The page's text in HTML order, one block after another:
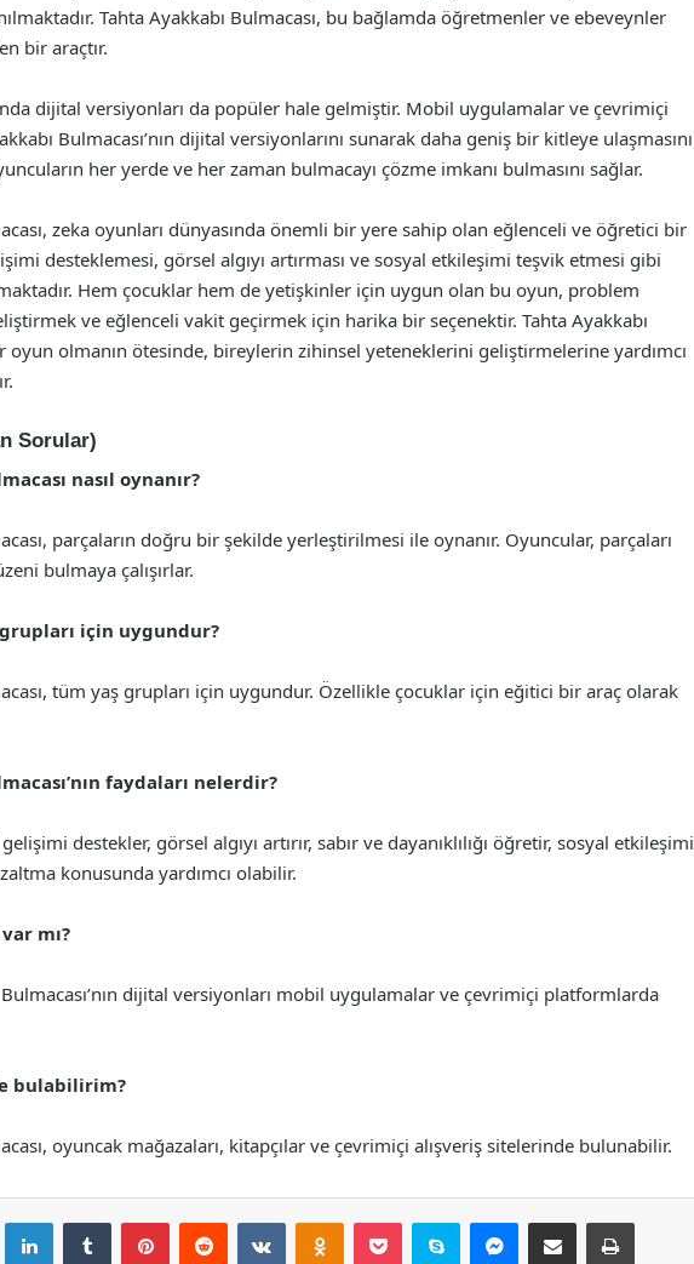
Tahta Ayakkabı Bulmacası, bu bağlamda öğretmenler ve ebeveynler
bir araçtır.
dijital versiyonları da popüler hale gelmiştir. Mobil uygulamalar ve çevrimiçi
Bulmacası’nın dijital versiyonlarını sunarak daha geniş bir kitleye ulaşmasını
her yerde ve her zaman bulmacayı çözme imkanı bulmasını sağlar.
zeka oyunları dünyasında önemli bir yere sahip olan eğlenceli ve öğretici bir
desteklemesi, görsel algıyı artırması ve sosyal etkileşimi teşvik etmesi gibi
Hem çocuklar hem de yetişkinler için uygun olan bu oyun, problem
ve eğlenceli vakit geçirmek için harika bir seçenektir. Tahta Ayakkabı
oyun olmanın ötesinde, bireylerin zihinsel yeteneklerini geliştirmelerine yardımcı
Sorular)
nasıl oynanır?
parçaların doğru bir şekilde yerleştirilmesi ile oynanır. Oyuncular, parçaları
bulmaya çalışırlar.
için uygundur?
tüm yaş grupları için uygundur. Özellikle çocuklar için eğitici bir araç olarak
faydaları nelerdir?
destekler, görsel algıyı artırır, sabır ve dayanıklılığı öğretir, sosyal etkileşimi
konusunda yardımcı olabilir.
mı?
Bulmacası’nın dijital versiyonları mobil uygulamalar ve çevrimiçi platformlarda
bulabilirim?
oyuncak mağazaları, kitapçılar ve çevrimiçi alışveriş sitelerinde bulunabilir.
LinkedInTumblr PinterestReddit VKontakteOdnoklassniki
Pocket Skype Messenger
E-Posta ile paylaş Yazdır